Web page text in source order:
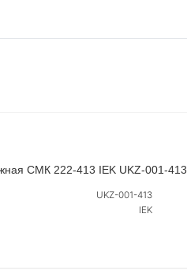
СМК 222-413 IEK UKZ-001-413
UKZ-001-413
IEK